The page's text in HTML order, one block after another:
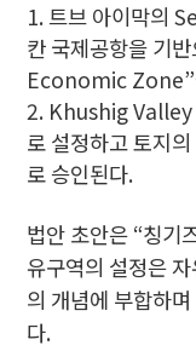
트브 아이막의
칸 국제공항을 기
Economic Zone”
Khushig Valley
로 설정하고 토지
로 승인된다.
법안 초안은 “칭기
유구역의 설정은
의 개념에 부합하
다.